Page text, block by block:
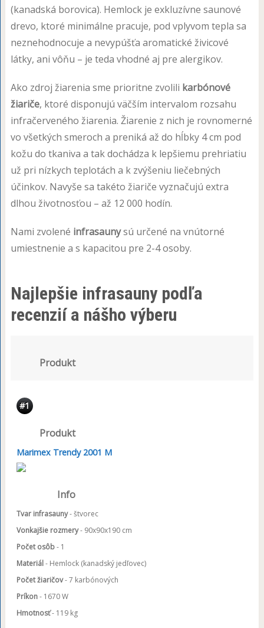
(kanadská borovica). Hemlock je exkluzívne saunové
drevo, ktoré minimálne pracuje, pod vplyvom tepla sa
neznehodnocuje a nevypúšťa aromatické živicové
látky, ani vôňu – je teda vhodné aj pre alergikov.
Ako zdroj žiarenia sme prioritne zvolili karbónové
žiariče, ktoré disponujú väčším intervalom rozsahu
infračerveného žiarenia. Žiarenie z nich je rovnomerné
vo všetkých smeroch a preniká až do hĺbky 4 cm pod
kožu do tkaniva a tak dochádza k lepšiemu prehriatiu
už pri nízkych teplotách a k zvýšeniu liečebných
účinkov. Navyše sa takéto žiariče vyznačujú extra
dlhou životnosťou – až 12 000 hodín.
Nami zvolené infrasaunysú určené na vnútorné
umiestnenie a s kapacitou pre 2-4 osoby.
Najlepšie infrasauny podľa
recenzií a nášho výberu
Produkt
#1
Produkt
Marimex Trendy 2001 M
Info
Tvar infrasauny- štvorec
Vonkajšie rozmery- 90x90x190 cm
Počet osôb- 1
Materiál- Hemlock (kanadský jedľovec)
Počet žiaričov- 7 karbónových
Príkon- 1670 W
Hmotnosť- 119 kg